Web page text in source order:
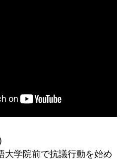
大学院前で抗議行動を始め